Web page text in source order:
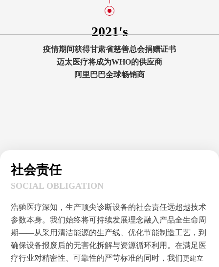
2022's
●市场份额：东南亚22%，中东36%，中国17%，欧洲10%，北美5%，中
●公司开发了一系列新产品，获得了一批新专利
●阿里巴巴全球畅销书
社会责任
SOCIAL OBLIGATION
浩驰医疗深知，生产顶尖诊断设备的社会责任远超越技术
参数本身。我们始终将可持续发展理念融入产品全生命周
期——从采用清洁能源的生产线、优化节能制造工艺，到
确保设备报废后的无害化拆解与资源循环利用。在满足医
疗行业对精密性、可靠性的严苛标准的同 时，我们更建立